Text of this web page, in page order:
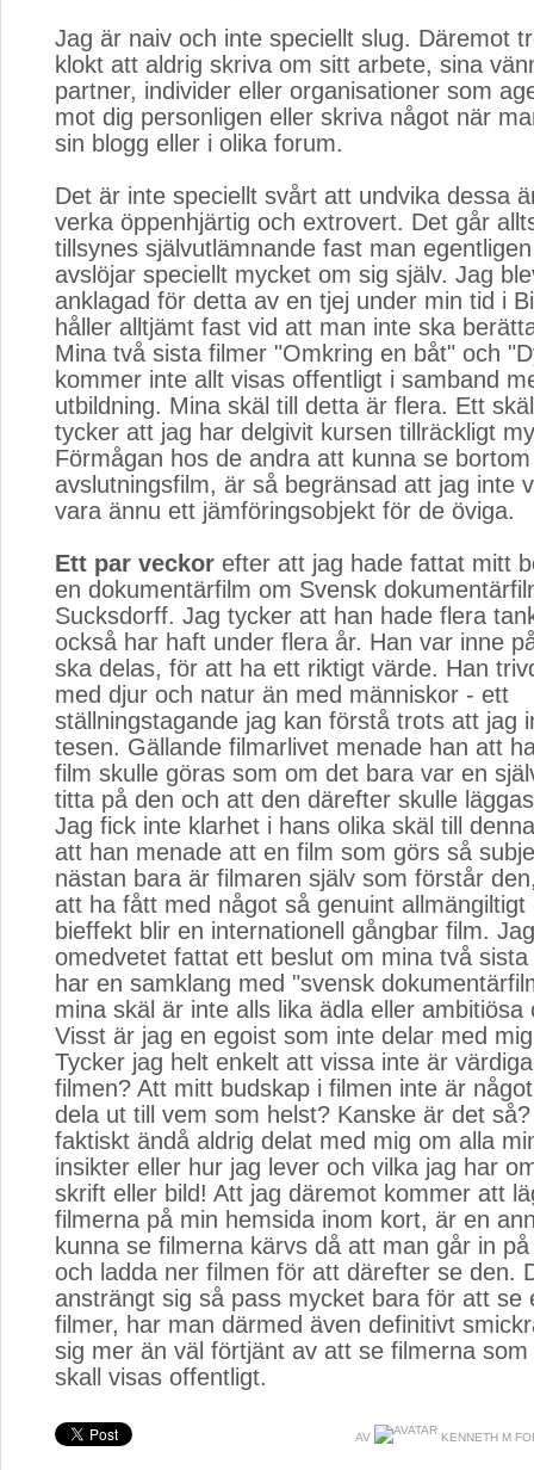
Jag är naiv och inte speciellt slug. Däremot
klokt att aldrig skriva om sitt arbete, sina
partner, individer eller organisationer som
mot dig personligen eller skriva något när
sin blogg eller i olika forum.
Det är inte speciellt svårt att undvika dessa
verka öppenhjärtig och extrovert. Det går
tillsynes självutlämnande fast man
avslöjar speciellt mycket om sig själv. Jag
anklagad för detta av en tjej under min tid i
håller alltjämt fast vid att man inte ska
Mina två sista filmer "Omkring en båt" och
kommer inte allt visas offentligt i samband
utbildning. Mina skäl till detta är flera. Ett
tycker att jag har delgivit kursen tillräckligt
Förmågan hos de andra att kunna se
avslutningsfilm, är så begränsad att jag inte
vara ännu ett jämföringsobjekt för de öviga.
Ett par veckor efter att jag hade fattat mitt
en dokumentärfilm om Svensk
Sucksdorff. Jag tycker att han hade flera
också har haft under flera år. Han var inne
ska delas, för att ha ett riktigt värde. Han
med djur och natur än med människor - ett
ställningstagande jag kan förstå trots att jag
tesen. Gällande filmarlivet menade han att
film skulle göras som om det bara var en
titta på den och att den därefter skulle
Jag fick inte klarhet i hans olika skäl till
att han menade att en film som görs så
nästan bara är filmaren själv som förstår
att ha fått med något så genuint
bieffekt blir en internationell gångbar film.
omedvetet fattat ett beslut om mina två
har en samklang med "svensk
mina skäl är inte alls lika ädla eller ambitiösa
Visst är jag en egoist som inte delar med
Tycker jag helt enkelt att vissa inte är
filmen? Att mitt budskap i filmen inte är
dela ut till vem som helst? Kanske är det
faktiskt ändå aldrig delat med mig om alla
insikter eller hur jag lever och vilka jag har
skrift eller bild! Att jag däremot kommer att
filmerna på min hemsida inom kort, är en
kunna se filmerna kärvs då att man går in
och ladda ner filmen för att därefter se den.
ansträngt sig så pass mycket bara för att se
filmer, har man därmed även definitivt
sig mer än väl förtjänt av att se filmerna
skall visas offentligt.
AV KENNETH M